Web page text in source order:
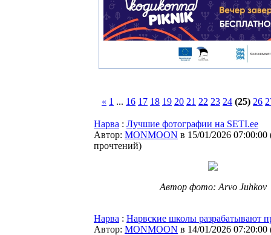
« 1 ... 16 17 18 19 20 21 22 23 24 (25) 26
Нарва : Лучшие фотографии на SETI.ee
Автор: MONMOON в 15/01/2026 07:00:00
прочтений)
Автор фото: Arvo Juhkov
Нарва : Нарвские школы разрабатывают
Автор: MONMOON в 14/01/2026 07:20:00